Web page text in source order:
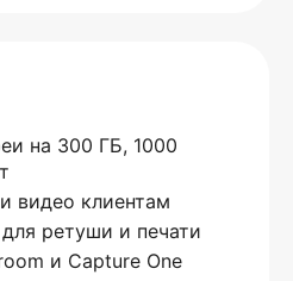
на 300 ГБ, 1000
видео клиентам
ретуши и печати
и Capture One